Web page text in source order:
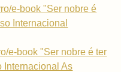
e-book "Ser nobre é
Internacional
e-book "Ser nobre é ter
Internacional As